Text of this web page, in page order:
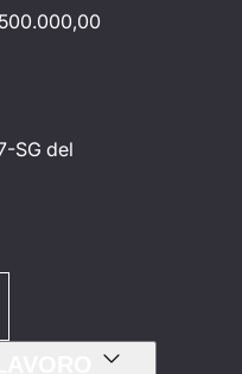
SG del